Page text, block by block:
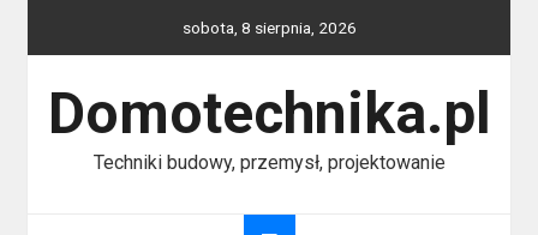
sobota, 8 sierpnia, 2026
Domotechnika.pl
Techniki budowy, przemysł, projektowanie